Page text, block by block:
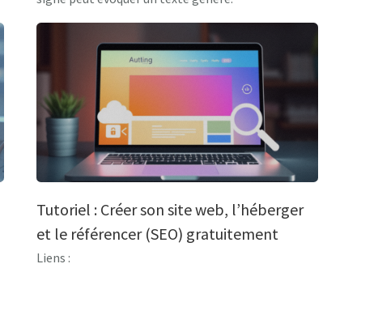
Tutoriel : Créer son site web, l’héberger
et le référencer (SEO) gratuitement
Liens :